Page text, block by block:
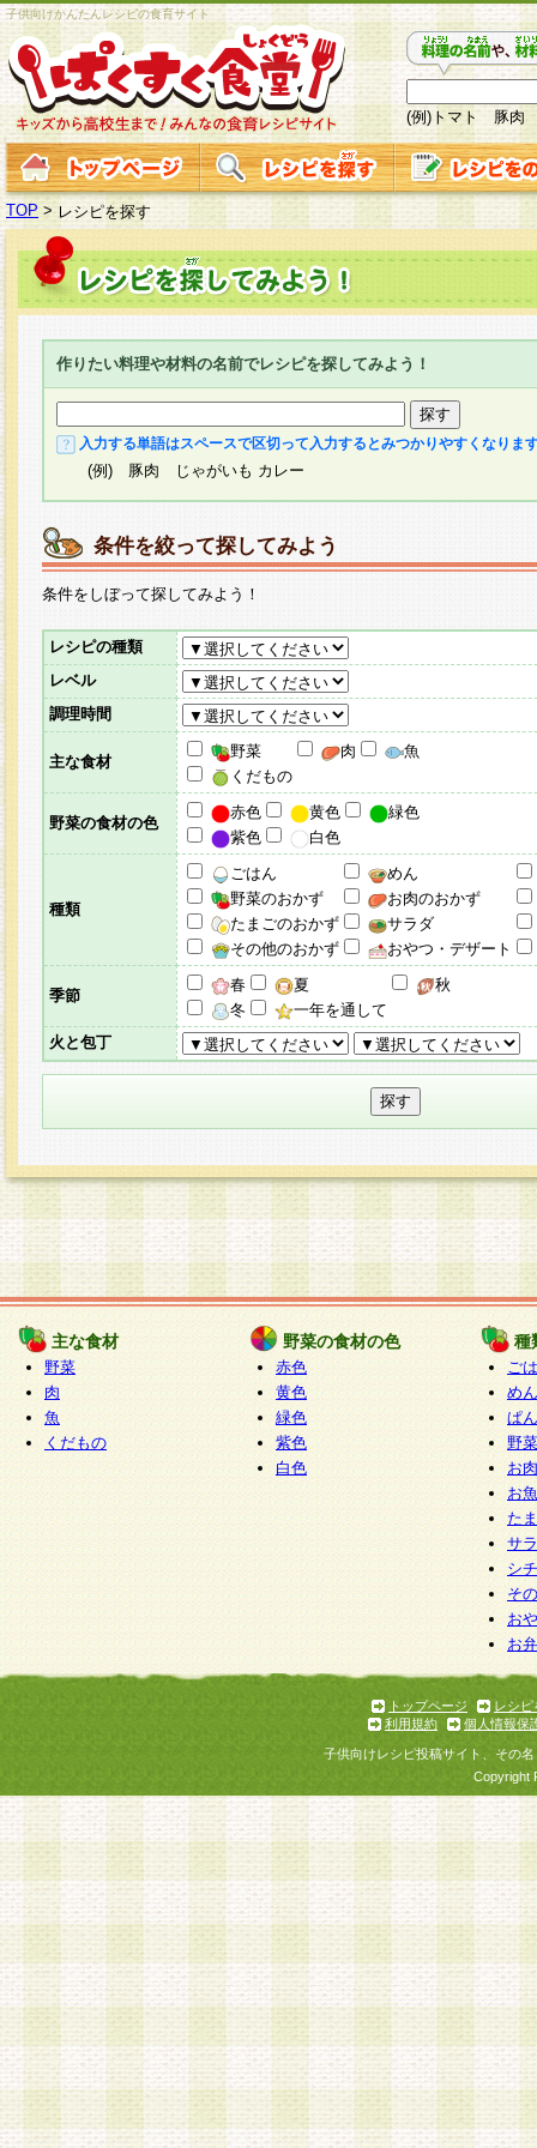
子供向けかんたんレシピの食育サイト
(例)トマト 豚肉
TOP > レシピを探す
作りたい料理や材料の名前でレシピを探してみよう！
入力する単語はスペースで区切って入力するとみつかりやすくなりま
(例) 豚肉 じゃがいも カレー
条件を絞って探してみよう
条件をしぼって探してみよう！
レシピの種類
レベル
調理時間
主な食材
野菜 肉
魚
くだもの
野菜の食材の色
赤色 黄色
緑色
紫色
白色
種類
ごはん
めん
野菜のおかず
お肉のおかず
たまごのおかず
サラダ
その他のおかず
おやつ・デザート
季節
春 夏
秋
冬
一年を通して
火と包丁
主な食材
野菜
肉
魚
くだもの
野菜の食材の色
赤色
黄色
緑色
紫色
白色
種
ご
めん
ぱん
野
お
お
た
サ
シ
そ
お
お
トップページ
レシピ
利用規約
個人情報保
子供向けレシピ投稿サイト、その
Copyright